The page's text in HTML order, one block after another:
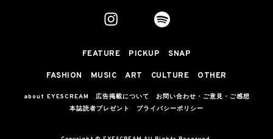
FEATURE PICKUP SNAP
FASHION MUSIC ART CULTURE OTHER
about EYESCREAM 広告掲載について
お問い合わせ・ご意見・ご感想
本誌読者プレゼント
プライバシーポリシー